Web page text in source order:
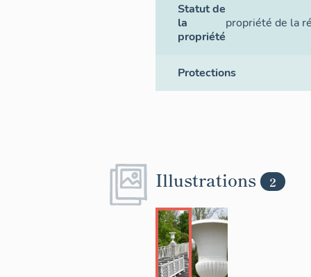
Statut de
la
propriété
propriété de la
Protections
Illustrations 2